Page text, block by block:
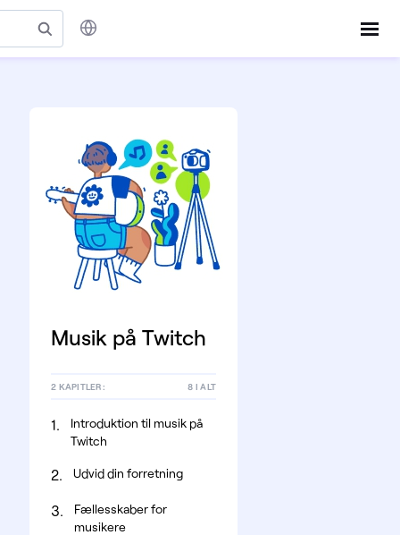
Musik på Twitch
2 KAPITLER: 8 I ALT
1.
Introduktion til musik på
Twitch
2. Udvid din forretning
3.
Fællesskaber for
musikere